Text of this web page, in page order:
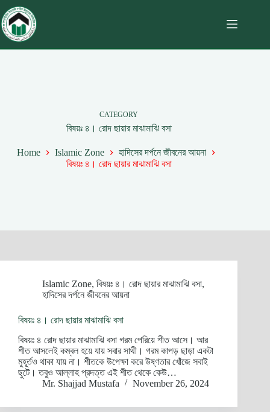
CATEGORY
বিষয়ঃ ৪। রোদ ছায়ার মাঝামাঝি বসা
Home Islamic Zone
হাদিসের দর্পনে জীবনের আয়না
বিষয়ঃ ৪। রোদ ছায়ার মাঝামাঝি বসা
Islamic Zone, বিষয়ঃ ৪। রোদ ছায়ার মাঝামাঝি বসা,
হাদিসের দর্পনে জীবনের আয়না
বিষয়ঃ ৪। রোদ ছায়ার মাঝামাঝি বসা
বিষয়ঃ ৪ রোদ ছায়ার মাঝামাঝি বসা গরম পেরিয়ে শীত আসে। আর
শীত আসলেই কম্বল হয়ে যায় সবার সাথী। গরম কাপড় ছাড়া একটা
মুহূর্তও থাকা যায় না। শীতকে উপেক্ষা করে উষ্ণতার খোঁজে সবাই
ছুটে। তবুও আল্লাহ প্রদত্ত এই শীত থেকে কেউ…
Mr. Shajjad Mustafa
November 26, 2024